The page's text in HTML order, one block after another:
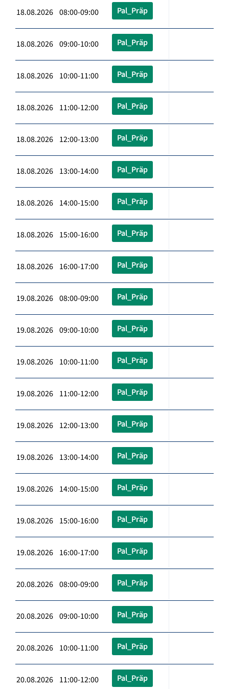
18.08.2026 08:00-09:00 Pal_Präp
18.08.2026 09:00-10:00 Pal_Präp
18.08.2026 10:00-11:00 Pal_Präp
18.08.2026 11:00-12:00 Pal_Präp
18.08.2026 12:00-13:00 Pal_Präp
18.08.2026 13:00-14:00 Pal_Präp
18.08.2026 14:00-15:00 Pal_Präp
18.08.2026 15:00-16:00 Pal_Präp
18.08.2026 16:00-17:00 Pal_Präp
19.08.2026 08:00-09:00 Pal_Präp
19.08.2026 09:00-10:00 Pal_Präp
19.08.2026 10:00-11:00 Pal_Präp
19.08.2026 11:00-12:00 Pal_Präp
19.08.2026 12:00-13:00 Pal_Präp
19.08.2026 13:00-14:00 Pal_Präp
19.08.2026 14:00-15:00 Pal_Präp
19.08.2026 15:00-16:00 Pal_Präp
19.08.2026 16:00-17:00 Pal_Präp
20.08.2026 08:00-09:00 Pal_Präp
20.08.2026 09:00-10:00 Pal_Präp
20.08.2026 10:00-11:00 Pal_Präp
20.08.2026 11:00-12:00 Pal_Präp